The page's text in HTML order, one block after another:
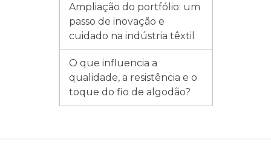
Ampliação do portfólio: um
passo de inovação e
cuidado na indústria têxtil
O que influencia a
qualidade, a resistência e o
toque do fio de algodão?